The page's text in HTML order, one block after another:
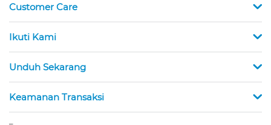
Customer Care
Ikuti Kami
Unduh Sekarang
Keamanan Transaksi